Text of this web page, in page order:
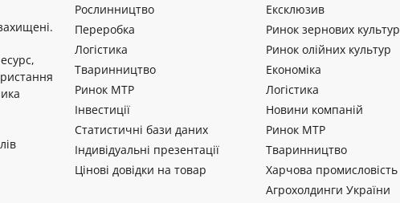
Рослинництво
Переробка
Логістика
Тваринництво
Ринок МТР
Інвестиції
Статистичні бази даних
Індивідуальні презентації
Цінові довідки на товар
Ексклюзив
Ринок зернових культур
Ринок олійних культур
Економіка
Логістика
Новини компаній
Ринок МТР
Тваринництво
Харчова промисловість
Агрохолдинги України